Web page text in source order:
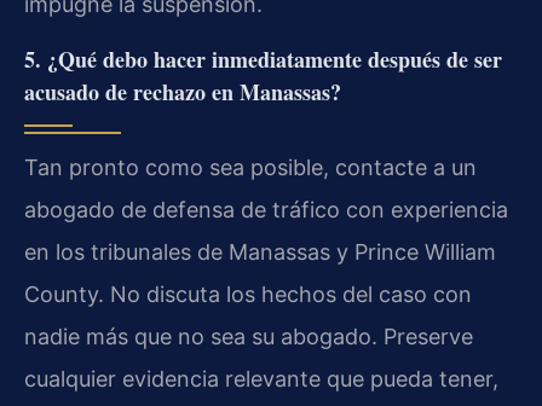
5. ¿Qué debo hacer inmediatamente después de ser
acusado de rechazo en Manassas?
Tan pronto como sea posible, contacte a un
abogado de defensa de tráfico con experiencia
en los tribunales de Manassas y Prince William
County. No discuta los hechos del caso con
nadie más que no sea su abogado. Preserve
cualquier evidencia relevante que pueda tener,